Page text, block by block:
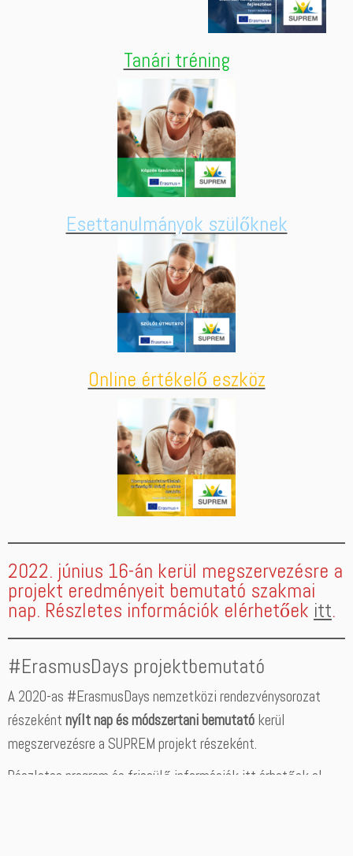
Tanári tréning
Esettanulmányok szülőknek
Online értékelő eszköz
2022. június 16-án kerül megszervezésre a
projekt eredményeit bemutató szakmai
nap. Részletes információk elérhetőek itt.
#ErasmusDays projektbemutató
A 2020-as #ErasmusDays nemzetközi rendezvénysorozat
részeként nyílt nap és módszertani bemutató kerül
megszervezésre a SUPREM projekt részeként.
Részletes program és frissülő információk itt érhetőek el.